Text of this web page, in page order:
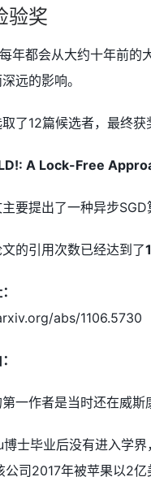
验奖
年都会从大约十年前的
远的影响。
了12篇候选者，最终获
A Lock-Free
要提出了一种异步
的引用次数已经达到了
abs/1106.5730
一作者是当时还在威
博士毕业后没有进入学
司2017年被苹果以2亿